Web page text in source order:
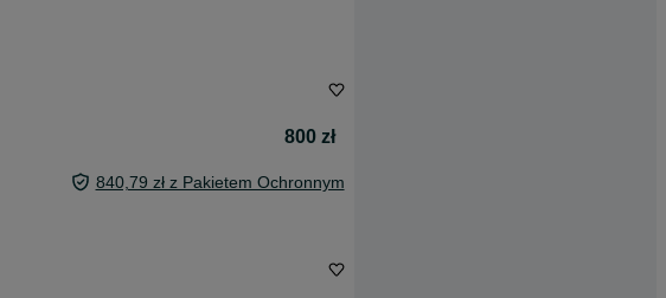
800 zł
840,79 zł z Pakietem Ochronnym